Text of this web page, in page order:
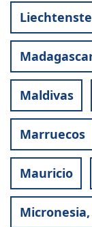
Maldivas
Marruecos
Mauricio